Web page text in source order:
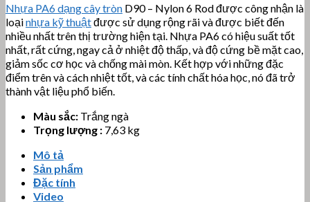
Nhựa PA6 dạng cây tròn D90 – Nylon 6 Rod được công nhận là
loạinhựa kỹ thuậtđược sử dụng rộng rãi và được biết đến
nhiều nhất trên thị trường hiện tại. Nhựa PA6 có hiệu suất tốt
nhất, rất cứng, ngay cả ở nhiệt độ thấp, và độ cứng bề mặt cao,
giảm sốc cơ học và chống mài mòn. Kết hợp với những đặc
điểm trên và cách nhiệt tốt, và các tính chất hóa học, nó đã trở
thành vật liệu phổ biến.
Màu sắc: Trắng ngà
Trọng lượng : 7,63 kg
Mô tả
Sản phẩm
Đặc tính
Video